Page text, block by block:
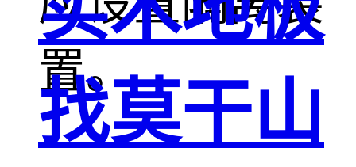
置。
找莫干山